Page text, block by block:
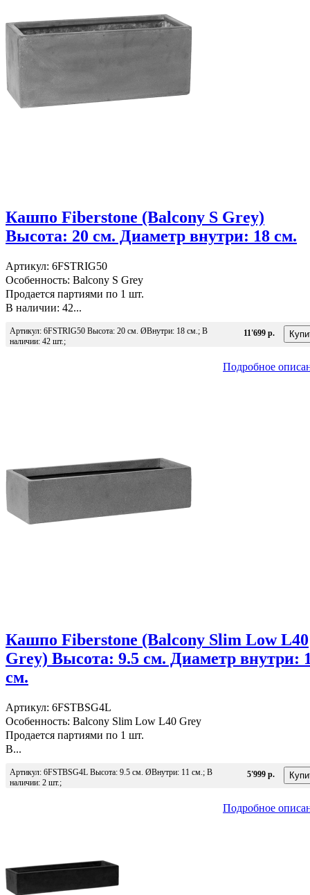
Кашпо Fiberstone (Balcony S Grey)
Высота: 20 см. Диаметр внутри: 18 см.
Артикул: 6FSTRIG50
Особенность: Balcony S Grey
Продается партиями по 1 шт.
В наличии: 42...
Артикул: 6FSTRIG50 Высота: 20 см. ØВнутри: 18 см.; В
наличии: 42 шт.;
11'699 р.
Подробное
Кашпо Fiberstone (Balcony Slim Low L40
Grey) Высота: 9.5 см. Диаметр внутри:
см.
Артикул: 6FSTBSG4L
Особенность: Balcony Slim Low L40 Grey
Продается партиями по 1 шт.
В...
Артикул: 6FSTBSG4L Высота: 9.5 см. ØВнутри: 11 см.; В
наличии: 2 шт.;
5'999 р.
Подробное